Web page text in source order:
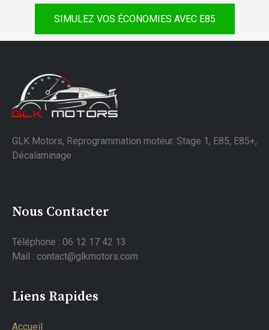
SIMULEZ VOS ÉCONOMIES AVEC E85
GLK Motors, Reprogrammation moteur. Stage 1, E85, E85+,
Décalaminage
Nous Contacter
Téléphone : 06 12 17 42 13
Mail : contact@glkmotors.com
Liens Rapides
Accueil